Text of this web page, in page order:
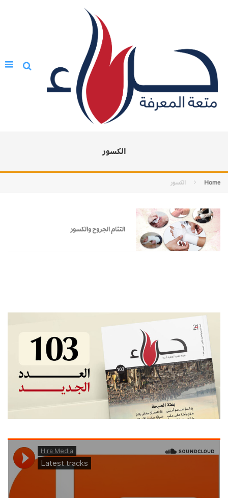
الكسور
Home الكسور
التئام الجروح والكسور